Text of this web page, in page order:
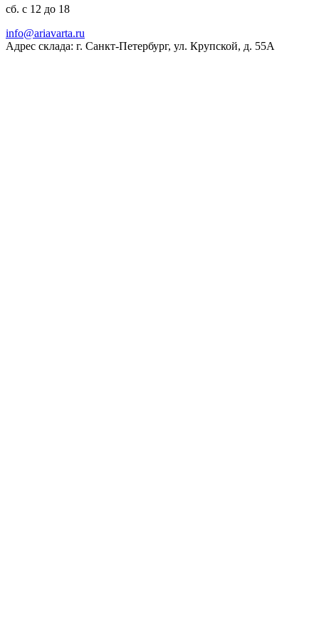
сб. с 12 до 18
ur.atravaira@ofni
Адрес склада: г. Санкт-Петербург, ул. Крупской, д. 55А